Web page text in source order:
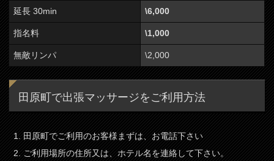
延長 30min \6,000
指名料 \1,000
無敵リンパ \2,000
田原町で出張マッサージをご利用方法
田原町でご利用のお客様まずは、お電話下さい
ご利用場所の住所又は、ホテル名を連絡して下さい。